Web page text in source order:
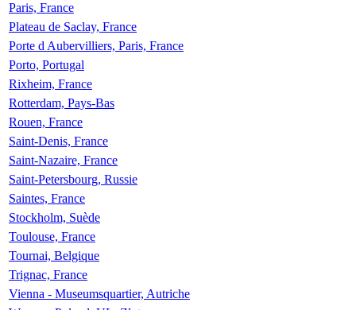
Paris, France
Plateau de Saclay, France
Porte d Aubervilliers, Paris, France
Porto, Portugal
Rixheim, France
Rotterdam, Pays-Bas
Rouen, France
Saint-Denis, France
Saint-Nazaire, France
Saint-Petersbourg, Russie
Saintes, France
Stockholm, Suède
Toulouse, France
Tournai, Belgique
Trignac, France
Vienna - Museumsquartier, Autriche